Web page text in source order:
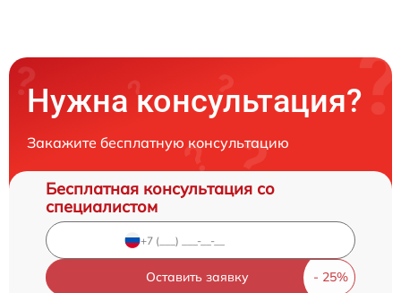
Нужна консультация?
Закажите бесплатную консультацию
Бесплатная консультация со
специалистом
Оставить заявку